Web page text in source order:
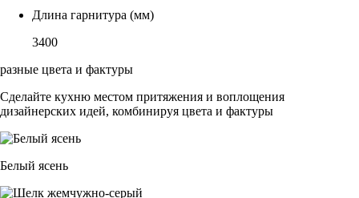
Длина гарнитура (мм)
3400
разные цвета и фактуры
Сделайте кухню местом притяжения и воплощения
дизайнерских идей, комбинируя цвета и фактуры
Белый ясень